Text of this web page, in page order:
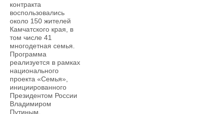
контракта
воспользовались
около 150 жителей
Камчатского края, в
том числе 41
многодетная семья.
Программа
реализуется в рамках
национального
проекта «Семья»,
инициированного
Президентом России
Владимиром
Путиным.